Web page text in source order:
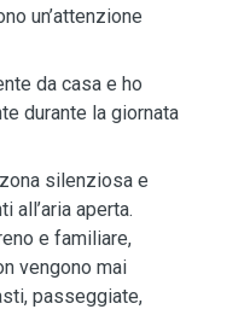
un’attenzione
da casa e ho
durante la giornata
silenziosa e
all’aria aperta.
e familiare,
vengono mai
passeggiate,